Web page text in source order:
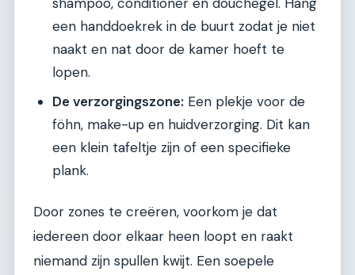
een handdoekrek in de buurt zodat je niet
naakt en nat door de kamer hoeft te
lopen.
De verzorgingszone: Een plekje voor de
föhn, make-up en huidverzorging. Dit kan
een klein tafeltje zijn of een specifieke
plank.
Door zones te creëren, voorkom je dat
iedereen door elkaar heen loopt en raakt
niemand zijn spullen kwijt. Een soepele